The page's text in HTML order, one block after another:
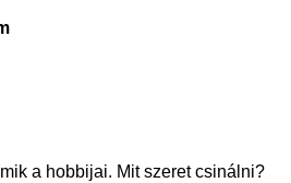
a hobbijai. Mit szeret csinálni?